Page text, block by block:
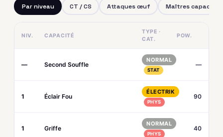
Par niveau CT / CS Attaques œuf Maîtres capacités
NIV. CAPACITÉ
TYPE ·
CAT.
POW.
— Second Souffle
NORMAL
STAT
—
1 Éclair Fou
ÉLECTRIK
PHYS
90
1 Griffe
NORMAL
PHYS
40